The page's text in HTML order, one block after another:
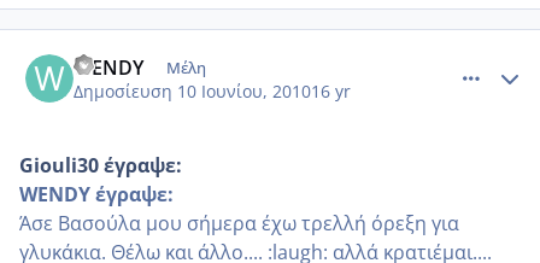
WENDY Μέλη
Δημοσίευση 10 Ιουνίου, 201016 yr
Giouli30 έγραψε:
WENDY έγραψε:
Άσε Βασούλα μου σήμερα έχω τρελλή όρεξη για
γλυκάκια. Θέλω και άλλο.... :laugh: αλλά κρατιέμαι....